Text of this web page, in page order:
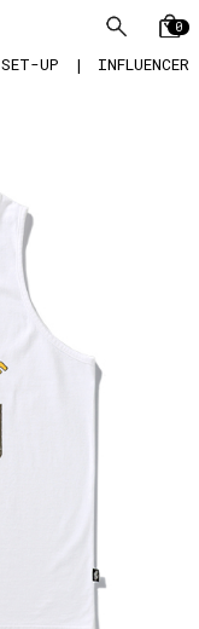
0
SET-UP | INFLUENCER